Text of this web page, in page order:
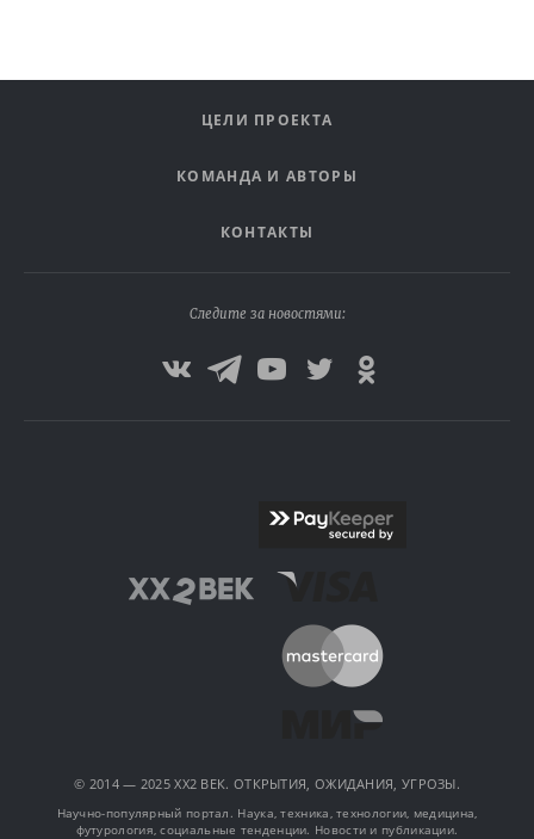
ЦЕЛИ ПРОЕКТА
КОМАНДА И АВТОРЫ
КОНТАКТЫ
Следите за новостями:
© 2014 — 2025 XX2 ВЕК. ОТКРЫТИЯ, ОЖИДАНИЯ, УГРОЗЫ.
Научно-популярный портал. Наука, техника, технологии, медицина,
футурология, социальные тенденции. Новости и публикации.